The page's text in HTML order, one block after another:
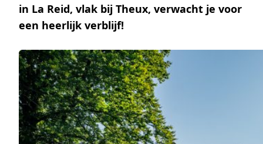
in La Reid, vlak bij Theux, verwacht je voor
een heerlijk verblijf!